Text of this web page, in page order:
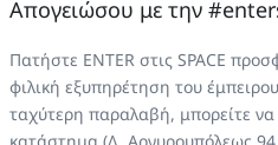
Απογειώσου με την
Πατήστε ENTER στις SPACE
φιλική εξυπηρέτηση του
ταχύτερη παραλαβή, μπορείτε να